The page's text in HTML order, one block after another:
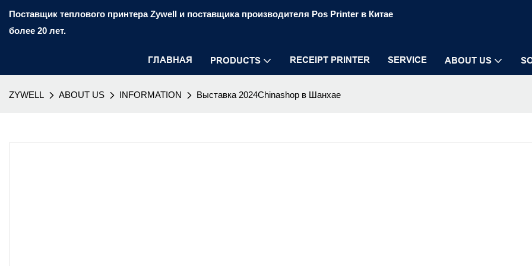
Поставщик теплового принтера Zywell и поставщика производителя Pos Printer в Китае
более 20 лет.
ГЛАВНАЯ PRODUCTS RECEIPT PRINTER SERVICE ABOUT US
ZYWELL ABOUT US INFORMATION Выставка 2024Chinashop в Шанхае